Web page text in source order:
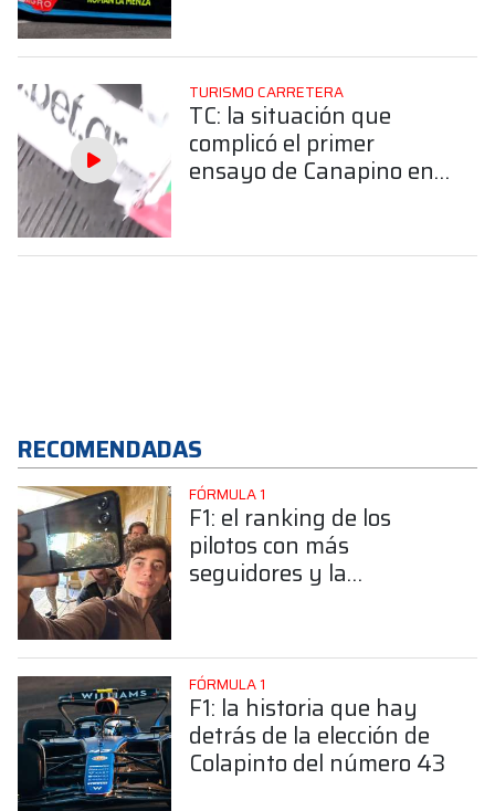
TURISMO CARRETERA
TC: la situación que
complicó el primer
ensayo de Canapino en
RECOMENDADAS
FÓRMULA 1
F1: el ranking de los
pilotos con más
seguidores y la
FÓRMULA 1
F1: la historia que hay
detrás de la elección de
Colapinto del número 43